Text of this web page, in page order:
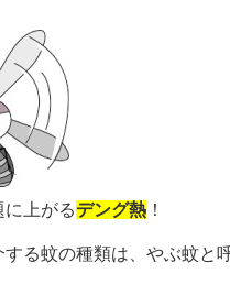
に上がるデング熱 ！
る蚊の種類は、やぶ蚊と